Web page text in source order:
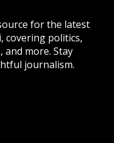
for the latest
covering politics,
more. Stay
journalism.